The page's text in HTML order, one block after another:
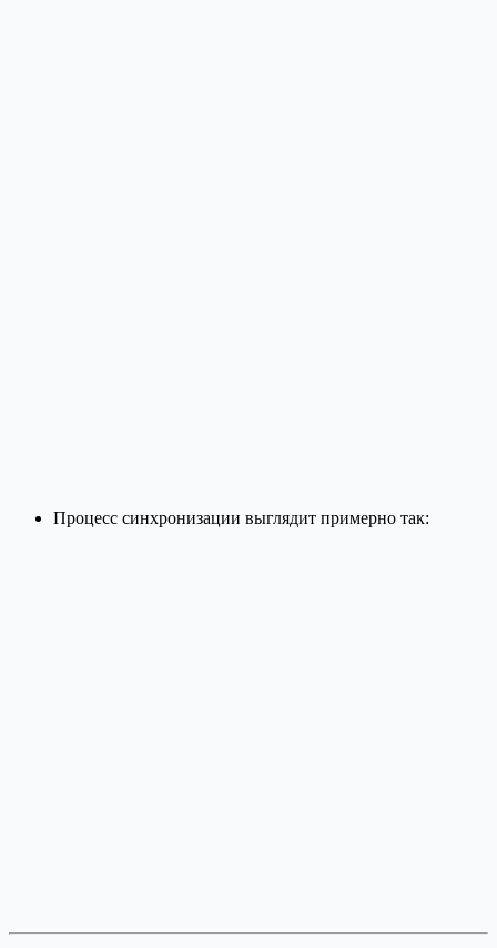
Процесс синхронизации выглядит примерно так: